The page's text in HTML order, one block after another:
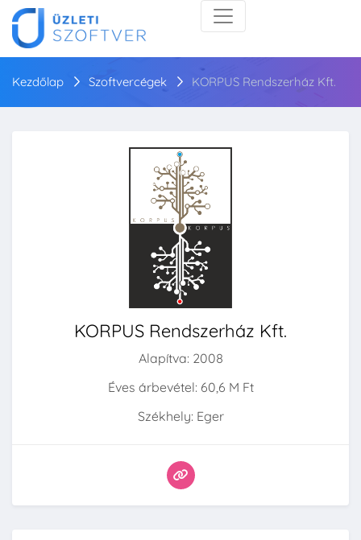
Kezdőlap Szoftvercégek KORPUS Rendszerház Kft.
KORPUS Rendszerház Kft.
Alapítva: 2008
Éves árbevétel: 60,6 M Ft
Székhely: Eger